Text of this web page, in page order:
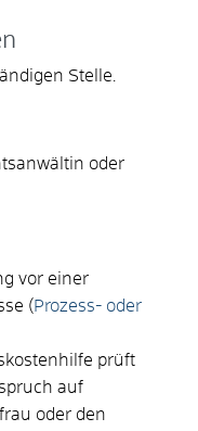
Stelle.
oder
vor einer
(Prozess- oder
prüft
auf
oder den